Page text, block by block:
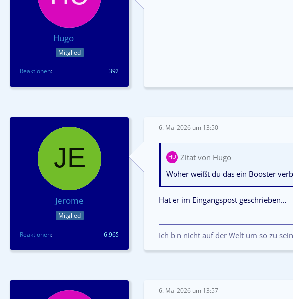
Hugo
Mitglied
Reaktionen 392
Jerome
Mitglied
Reaktionen 6.965
6. Mai 2026 um 13:50
Zitat von Hugo
Woher weißt du das ein Booster
Hat er im Eingangspost geschrieben…
Ich bin nicht auf der Welt um so zu
6. Mai 2026 um 13:57